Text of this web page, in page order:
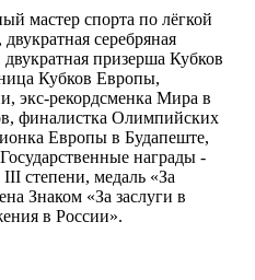
мастер спорта по лёгкой
серебряная
призерша Кубков
Кубков Европы,
экс-рекордсменка Мира в
финалистка Олимпийских
Европы в Будапеште,
награды -
степени, медаль «За
Знаком «За заслуги в
в России».